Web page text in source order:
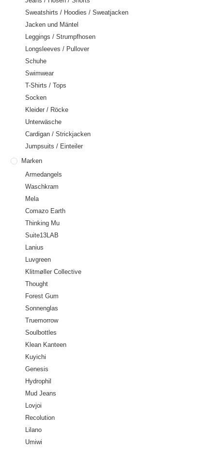
Sweatshirts / Hoodies / Sweatjacken
Jacken und Mäntel
Leggings / Strumpfhosen
Longsleeves / Pullover
Schuhe
Swimwear
T-Shirts / Tops
Socken
Kleider / Röcke
Unterwäsche
Cardigan / Strickjacken
Jumpsuits / Einteiler
Marken
Armedangels
Waschkram
Mela
Comazo Earth
Thinking Mu
Suite13LAB
Lanius
Luvgreen
Klitmøller Collective
Thought
Forest Gum
Sonnenglas
Truemorrow
Soulbottles
Klean Kanteen
Kuyichi
Genesis
Hydrophil
Mud Jeans
Lovjoi
Recolution
Lilano
Umiwi